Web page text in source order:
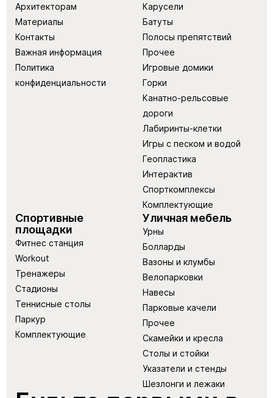
Архитекторам
Материалы
Контакты
Важная информация
Политика
конфиденциальности
Карусели
Батуты
Полосы препятствий
Прочее
Игровые домики
Горки
Канатно-рельсовые
дороги
Лабиринты-клетки
Игры с песком и водой
Геопластика
Интерактив
Спорткомплексы
Комплектующие
Спортивные
площадки
Фитнес станция
Workout
Тренажеры
Стадионы
Теннисные столы
Паркур
Комплектующие
Уличная мебель
Урны
Болларды
Вазоны и клумбы
Велопарковки
Навесы
Парковые качели
Прочее
Скамейки и кресла
Столы и стойки
Указатели и стенды
Шезлонги и лежаки